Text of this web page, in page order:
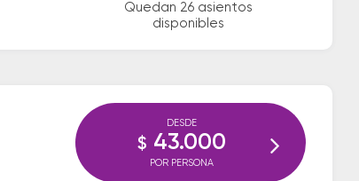
Quedan 26 asientos
disponibles
DESDE
$ 43.000
POR PERSONA